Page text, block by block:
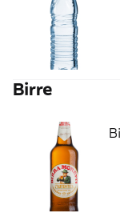
Birre